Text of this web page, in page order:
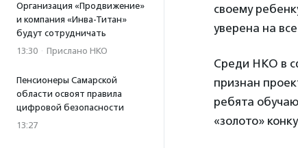
Организация «Продвижение»
и компания «Инва-Титан»
будут сотрудничать
13:30 · Прислано НКО
Пенсионеры Самарской
области освоят правила
цифровой безопасности
13:27
своему
уверена на
Среди НКО в
признан
ребята
«золото»